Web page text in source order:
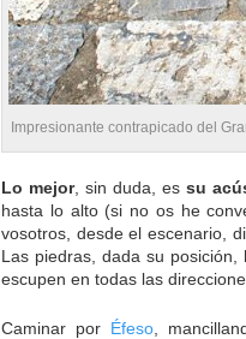
Impresionante contrapicado del
Lo mejor, sin duda, essu
hasta lo alto (si no os he
vosotros, desde el escenario,
Las piedras, dada su
escupen en todas las
Caminar por Éfeso,